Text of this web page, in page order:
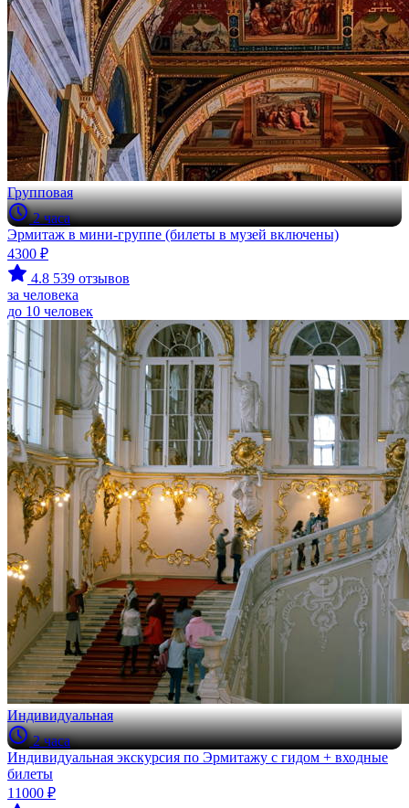
Групповая
2 часа
Эрмитаж в мини-группе (билеты в музей включены)
4300 ₽
4.8 539 отзывов
за человека
до 10 человек
Индивидуальная
2 часа
Индивидуальная экскурсия по Эрмитажу с гидом + входные
билеты
11000 ₽